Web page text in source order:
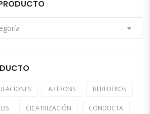
ARTROSIS BEBEDEROS
CICATRIZACIÓN CONDUCTA